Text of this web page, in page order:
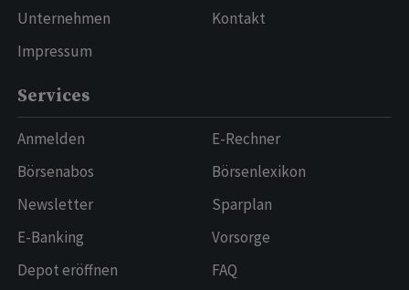
Unternehmen
Impressum
Kontakt
Services
Anmelden
Börsenabos
Newsletter
E-Banking
Depot eröffnen
E-Rechner
Börsenlexikon
Sparplan
Vorsorge
FAQ